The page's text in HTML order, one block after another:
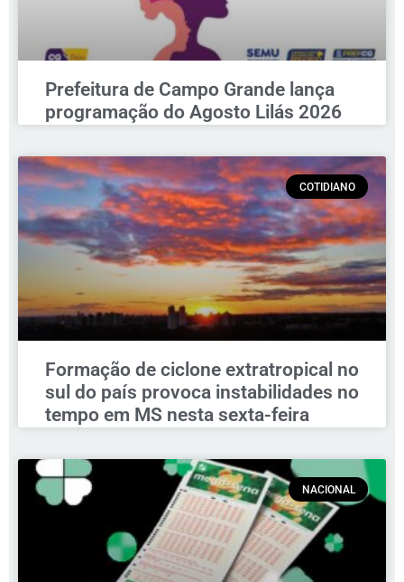
Prefeitura de Campo Grande lança
programação do Agosto Lilás 2026
COTIDIANO
Formação de ciclone extratropical no
sul do país provoca instabilidades no
tempo em MS nesta sexta-feira
NACIONAL